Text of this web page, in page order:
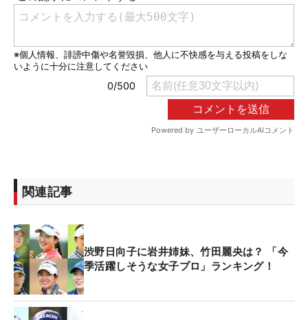
関連記事
渋野日向子に岩井姉妹、竹田麗央は？ 「今
季活躍しそうな女子プロ」ランキング！